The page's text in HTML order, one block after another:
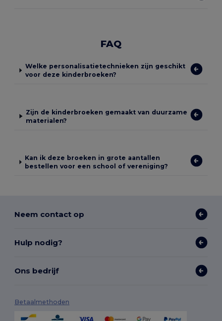
FAQ
Welke personalisatietechnieken zijn geschikt
voor deze kinderbroeken?
Zijn de kinderbroeken gemaakt van duurzame
materialen?
Kan ik deze broeken in grote aantallen
bestellen voor een school of vereniging?
Neem contact op
Hulp nodig?
Ons bedrijf
Betaalmethoden